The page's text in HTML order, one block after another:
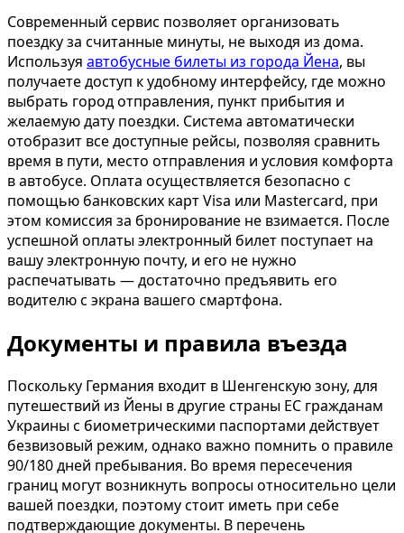
Современный сервис позволяет организовать
поездку за считанные минуты, не выходя из дома.
Используя автобусные билеты из города Йена, вы
получаете доступ к удобному интерфейсу, где можно
выбрать город отправления, пункт прибытия и
желаемую дату поездки. Система автоматически
отобразит все доступные рейсы, позволяя сравнить
время в пути, место отправления и условия комфорта
в автобусе. Оплата осуществляется безопасно с
помощью банковских карт Visa или Mastercard, при
этом комиссия за бронирование не взимается. После
успешной оплаты электронный билет поступает на
вашу электронную почту, и его не нужно
распечатывать — достаточно предъявить его
водителю с экрана вашего смартфона.
Документы и правила въезда
Поскольку Германия входит в Шенгенскую зону, для
путешествий из Йены в другие страны ЕС гражданам
Украины с биометрическими паспортами действует
безвизовый режим, однако важно помнить о правиле
90/180 дней пребывания. Во время пересечения
границ могут возникнуть вопросы относительно цели
вашей поездки, поэтому стоит иметь при себе
подтверждающие документы. В перечень